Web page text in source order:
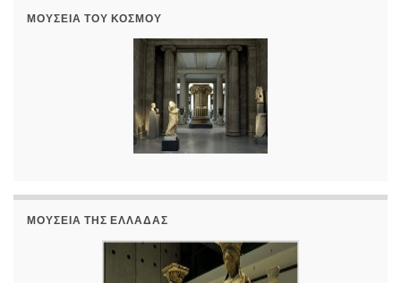
ΜΟΥΣΕΊΑ ΤΟΥ ΚΌΣΜΟΥ
ΜΟΥΣΕΊΑ ΤΗΣ ΕΛΛΆΔΑΣ